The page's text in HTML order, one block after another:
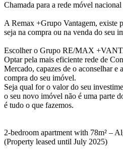
Chamada para a rede móvel nacional
A Remax +Grupo Vantagem, existe
seja na compra ou na venda do seu
Escolher o Grupo RE/MAX
Optar pela mais eficiente rede de
Mercado, capazes de o aconselhar e
compra do seu imóvel.
Seja qual for o valor do seu
o seu novo imóvel não é uma parte
é tudo o que fazemos.
2-bedroom apartment with 78m² –
(Property leased until July 2025)